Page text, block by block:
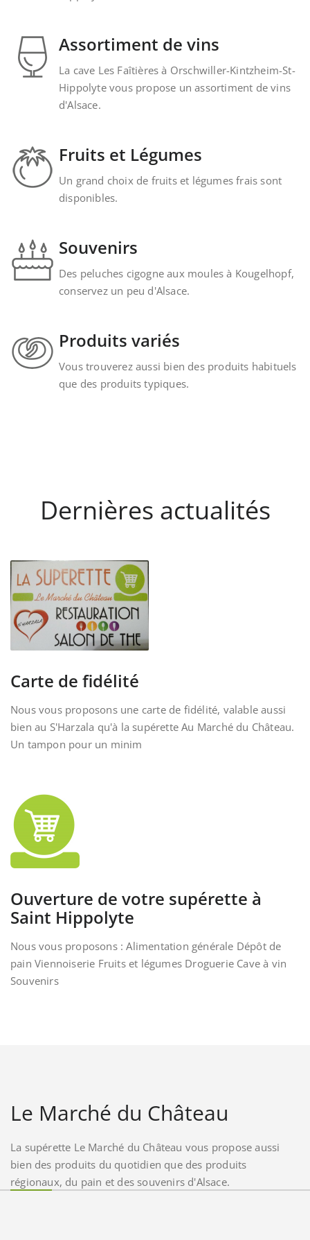
Assortiment de vins
La cave Les Faîtières à Orschwiller-Kintzheim-St-
Hippolyte vous propose un assortiment de vins
d'Alsace.
Fruits et Légumes
Un grand choix de fruits et légumes frais sont
disponibles.
Souvenirs
Des peluches cigogne aux moules à Kougelhopf,
conservez un peu d'Alsace.
Produits variés
Vous trouverez aussi bien des produits habituels
que des produits typiques.
Dernières actualités
Carte de fidélité
Nous vous proposons une carte de fidélité, valable aussi
bien au S'Harzala qu'à la supérette Au Marché du Château.
Un tampon pour un minim
Ouverture de votre supérette à
Saint Hippolyte
Nous vous proposons : Alimentation générale Dépôt de
pain Viennoiserie Fruits et légumes Droguerie Cave à vin
Souvenirs
Le Marché du Château
La supérette Le Marché du Château vous propose aussi
bien des produits du quotidien que des produits
régionaux, du pain et des souvenirs d'Alsace.